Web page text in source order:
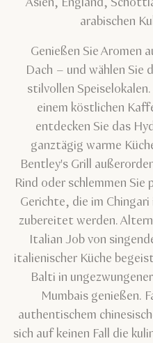
arabischen
Genießen Sie Aromen
Dach – und wählen Sie
stilvollen
einem köstlichen
entdecken Sie das
ganztägig warme
Bentley's Grill
Rind oder schlemmen
Gerichte, die im
zubereitet werden.
Italian Job von
italienischer Küche
Balti in
Mumbais genießen.
authentischem
sich auf keinen Fall die